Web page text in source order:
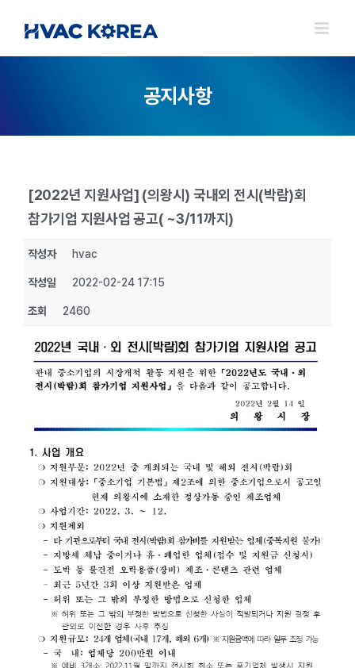
공지사항
[2022년 지원사업] (의왕시) 국내외 전시(박람)회
참가기업 지원사업 공고( ~3/11까지)
작성자 hvac
작성일 2022-02-24 17:15
조회 2460